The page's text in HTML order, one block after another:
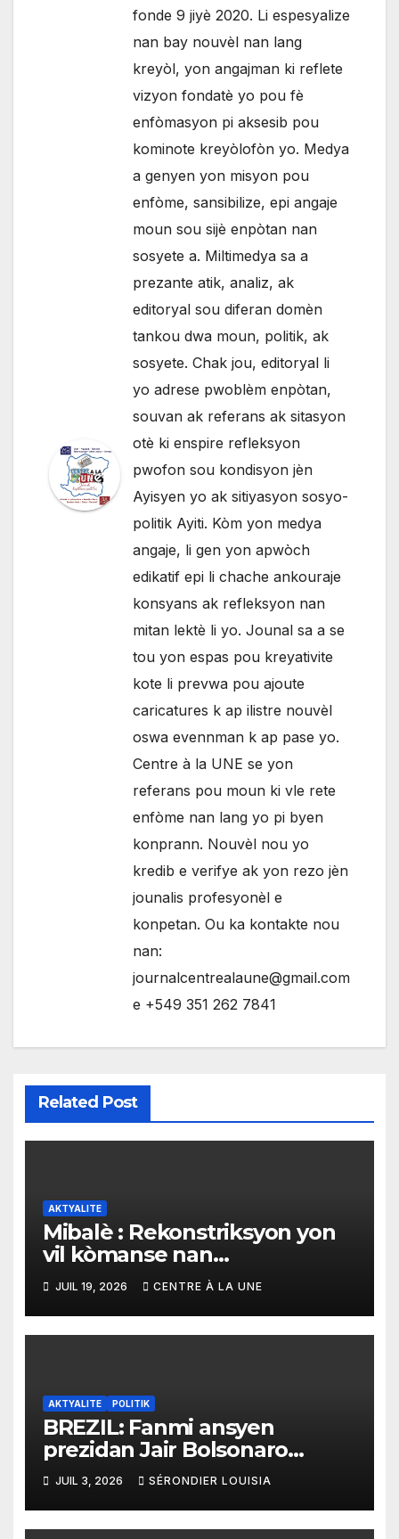
fonde 9 jiyè 2020. Li espesyalize
nan bay nouvèl nan lang
kreyòl, yon angajman ki reflete
vizyon fondatè yo pou fè
enfòmasyon pi aksesib pou
kominote kreyòlofòn yo. Medya
a genyen yon misyon pou
enfòme, sansibilize, epi angaje
moun sou sijè enpòtan nan
sosyete a. Miltimedya sa a
prezante atik, analiz, ak
editoryal sou diferan domèn
tankou dwa moun, politik, ak
sosyete. Chak jou, editoryal li
yo adrese pwoblèm enpòtan,
souvan ak referans ak sitasyon
otè ki enspire refleksyon
pwofon sou kondisyon jèn
Ayisyen yo ak sitiyasyon sosyo-
politik Ayiti. Kòm yon medya
angaje, li gen yon apwòch
edikatif epi li chache ankouraje
konsyans ak refleksyon nan
mitan lektè li yo. Jounal sa a se
tou yon espas pou kreyativite
kote li prevwa pou ajoute
caricatures k ap ilistre nouvèl
oswa evennman k ap pase yo.
Centre à la UNE se yon
referans pou moun ki vle rete
enfòme nan lang yo pi byen
konprann. Nouvèl nou yo
kredib e verifye ak yon rezo jèn
jounalis profesyonèl e
konpetan. Ou ka kontakte nou
nan:
journalcentrealaune@gmail.com
e +549 351 262 7841
Related Post
AKTYALITE
Mibalè : Rekonstriksyon yon
vil kòmanse nan
rekonstriksyon lespri moun
yo
JUIL 19, 2026 CENTRE À LA UNE
AKTYALITE POLITIK
BREZIL: Fanmi ansyen
prezidan Jair Bolsonaro
mande gouvènman ameriken
an ogmante taks sou tout
pwodui Brezil ap vann Etazini
JUIL 3, 2026 SÉRONDIER LOUISIA